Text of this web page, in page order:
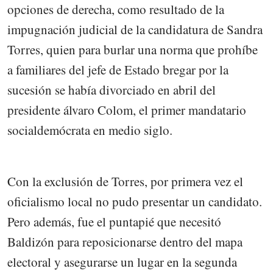
opciones de derecha, como resultado de la
impugnación judicial de la candidatura de Sandra
Torres, quien para burlar una norma que prohíbe
a familiares del jefe de Estado bregar por la
sucesión se había divorciado en abril del
presidente álvaro Colom, el primer mandatario
socialdemócrata en medio siglo.
Con la exclusión de Torres, por primera vez el
oficialismo local no pudo presentar un candidato.
Pero además, fue el puntapié que necesitó
Baldizón para reposicionarse dentro del mapa
electoral y asegurarse un lugar en la segunda